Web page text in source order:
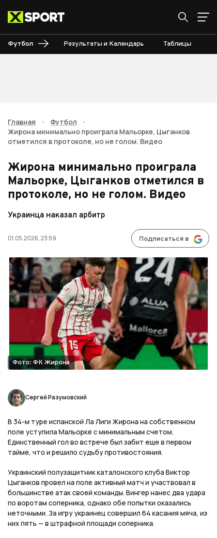
Футбол Результаты и Календарь Таблицы
Главная • Футбол
•
Жирона минимально проиграла Мальорке, Цыганков
отметился в протоколе, но не голом. Видео
Жирона минимально проиграла
Мальорке, Цыганков отметился в
протоколе, но не голом. Видео
Украинца наказал арбитр
01.05.2026, 23:59 Подписаться в
Фото: ФК Жирона
Сергей Разумовский
В 34-м туре испанской Ла Лиги Жирона на собственном
поле уступила Мальорке с минимальным счетом.
Единственный гол во встрече был забит еще в первом
тайме, что и решило судьбу противостояния.
Украинский полузащитник каталонского клуба Виктор
Цыганков провел на поле активный матч и участвовал в
большинстве атак своей команды. Вингер нанес два удара
по воротам соперника, однако обе попытки оказались
неточными. За игру украинец совершил 64 касания мяча, из
них пять — в штрафной площади соперника.